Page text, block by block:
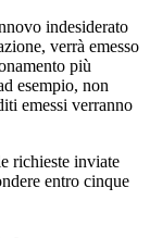
indesiderato
verrà emesso
più
esempio, non
emessi verranno
richieste inviate
entro cinque